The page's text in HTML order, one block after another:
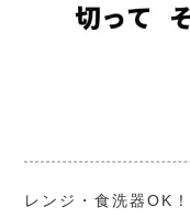
レンジ・食洗器OK